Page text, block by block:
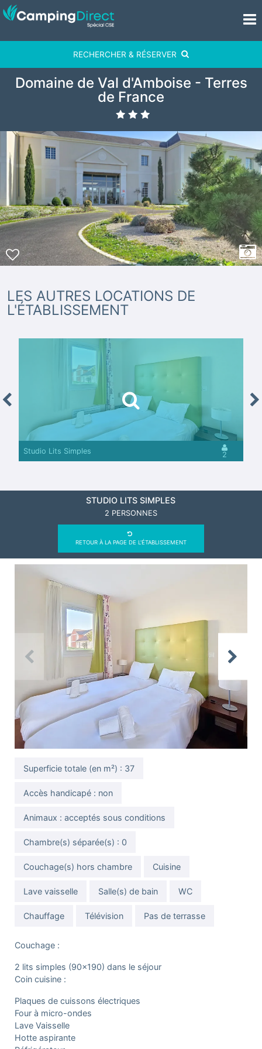
RECHERCHER & RÉSERVER
Domaine de Val d'Amboise - Terres
de France
LES AUTRES LOCATIONS DE
L'ÉTABLISSEMENT
Studio Lits Simples 2
STUDIO LITS SIMPLES
2 PERSONNES
RETOUR À LA PAGE DE L'ÉTABLISSEMENT
Previous Next
Superficie totale (en m²) : 37
Accès handicapé : non
Animaux : acceptés sous conditions
Chambre(s) séparée(s) : 0
Couchage(s) hors chambre Cuisine
Lave vaisselle Salle(s) de bain WC
Chauffage Télévision Pas de terrasse
Couchage :
2 lits simples (90x190) dans le séjour
Coin cuisine :
Plaques de cuissons électriques
Four à micro-ondes
Lave Vaisselle
Hotte aspirante